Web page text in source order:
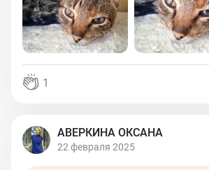
1
АВЕРКИНА ОКСАНА
22 февраля 2025